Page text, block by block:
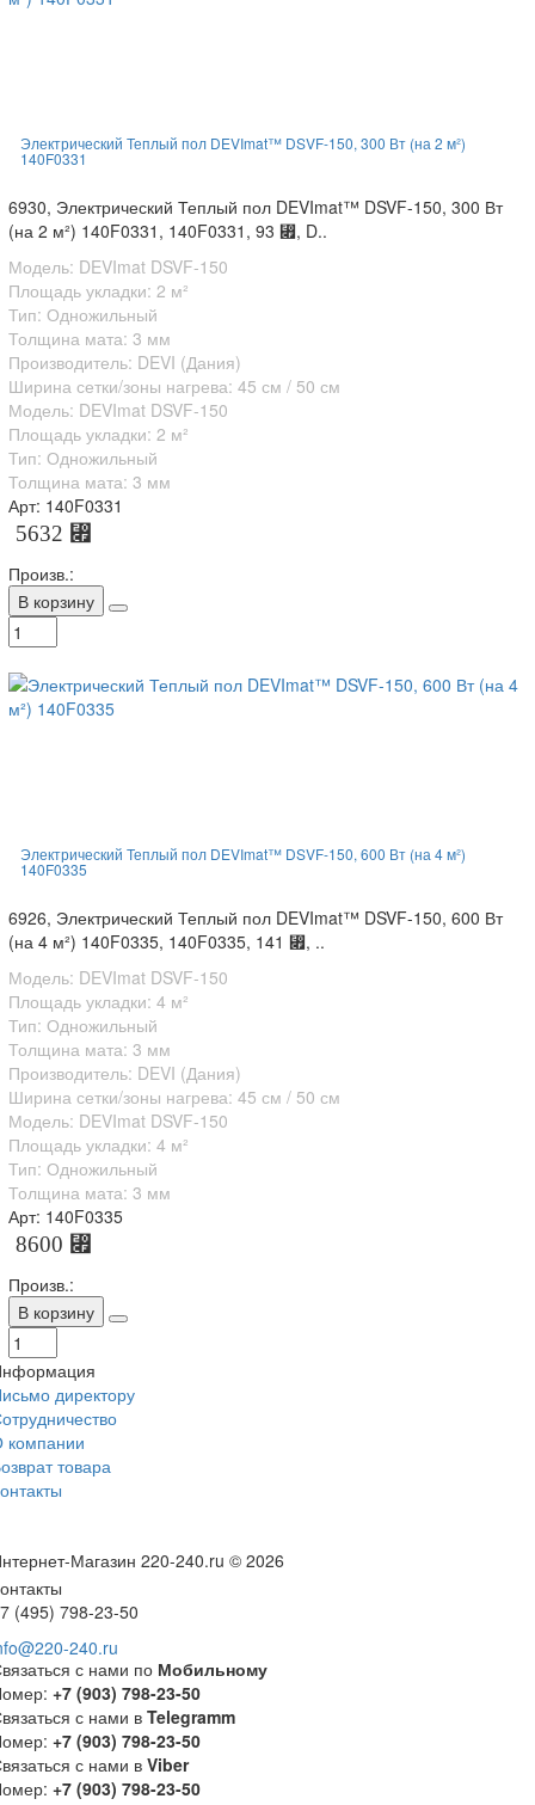
Электрический Теплый пол DEVImat™ DSVF-150, 300 Вт (на 2 м²)
140F0331
6930, Электрический Теплый пол DEVImat™ DSVF-150, 300 Вт
(на 2 м²) 140F0331, 140F0331, 93 ⃏, D..
Модель: DEVImat DSVF-150
Площадь укладки: 2 м²
Тип: Одножильный
Толщина мата: 3 мм
Производитель: DEVI (Дания)
Ширина сетки/зоны нагрева: 45 см / 50 см
Модель: DEVImat DSVF-150
Площадь укладки: 2 м²
Тип: Одножильный
Толщина мата: 3 мм
Арт: 140F0331
5632 ⃏
Произв.:
В корзину
Электрический Теплый пол DEVImat™ DSVF-150, 600 Вт (на 4 м²)
140F0335
6926, Электрический Теплый пол DEVImat™ DSVF-150, 600 Вт
(на 4 м²) 140F0335, 140F0335, 141 ⃏, ..
Модель: DEVImat DSVF-150
Площадь укладки: 4 м²
Тип: Одножильный
Толщина мата: 3 мм
Производитель: DEVI (Дания)
Ширина сетки/зоны нагрева: 45 см / 50 см
Модель: DEVImat DSVF-150
Площадь укладки: 4 м²
Тип: Одножильный
Толщина мата: 3 мм
Арт: 140F0335
8600 ⃏
Произв.:
В корзину
директору
компании
товара
Магазин 220-240.ru © 2026
(495) 798-23-50
240.ru
с нами по Мобильному
+7 (903) 798-23-50
с нами в Telegramm
+7 (903) 798-23-50
с нами в Viber
+7 (903) 798-23-50